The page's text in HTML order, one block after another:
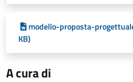
modello-proposta-
KB)
A cura di